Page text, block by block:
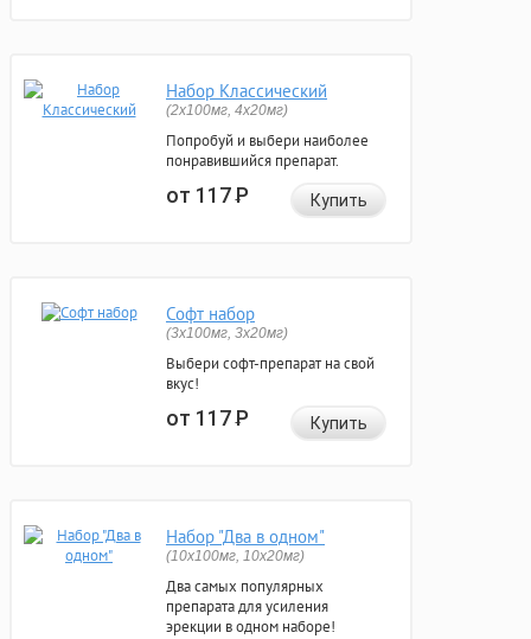
Набор Классический
(2x100мг, 4x20мг)
Попробуй и выбери наиболее
понравившийся препарат.
от 117Р Купить
Софт набор
(3x100мг, 3x20мг)
Выбери софт-препарат на свой
вкус!
от 117Р Купить
Набор "Два в одном"
(10x100мг, 10x20мг)
Два самых популярных
препарата для усиления
эрекции в одном наборе!